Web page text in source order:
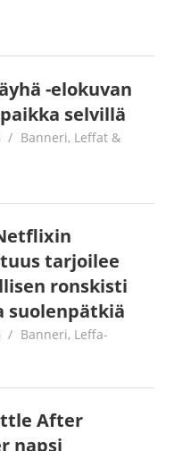
-elokuvan
selvillä
Jouni Hirn
Banneri, Leffat &
tarjoilee
ronskisti
suolenpätkiä
Jouni Hirn
Banneri, Leffa-
After
napsi